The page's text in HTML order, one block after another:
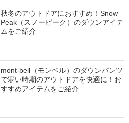
秋冬のアウトドアにおすすめ！Snow
Peak（スノーピーク）のダウンアイテ
ムをご紹介
mont-bell（モンベル）のダウンパンツ
で寒い時期のアウトドアを快適に！お
すすめアイテムをご紹介